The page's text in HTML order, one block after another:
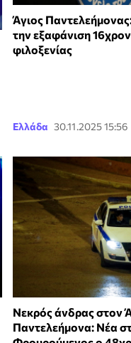
Άγιος
την εξαφάνιση
φιλοξενίας
Ελλάδα 30.11.2025 15:56
Νεκρός άνδρας στον
Παντελεήμονα: Νέα